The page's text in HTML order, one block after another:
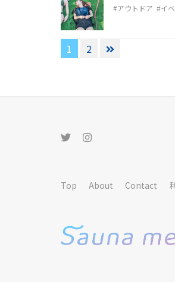
#アウトドア #イ
投
稿
送
り
1 2
Top About Contact